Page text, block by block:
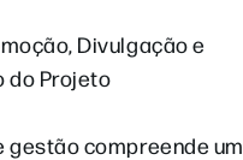
Divulgação e
do Projeto
gestão compreende um